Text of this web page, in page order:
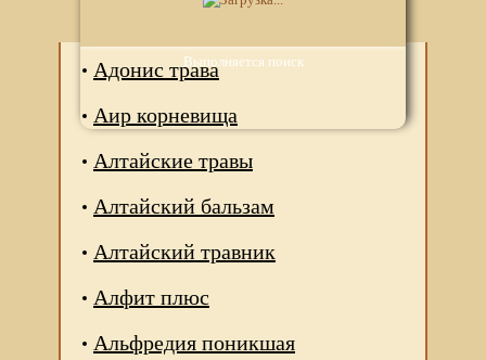
Выполняется поиск
Аналоги
Адонис трава
Аир корневища
Алтайские травы
Алтайский бальзам
Алтайский травник
Алфит плюс
Альфредия поникшая